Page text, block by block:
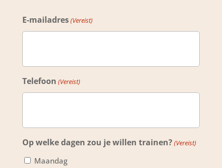
E-mailadres(Vereist)
Telefoon (Vereist)
Op welke dagen zou je willen trainen?(Vereist)
Maandag